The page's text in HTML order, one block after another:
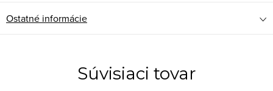
Ostatné informácie
Súvisiaci tovar